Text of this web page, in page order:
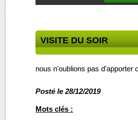
VISITE DU SOIR
nous n'oublions pas d'apporter
Posté le 28/12/2019
Mots clés :